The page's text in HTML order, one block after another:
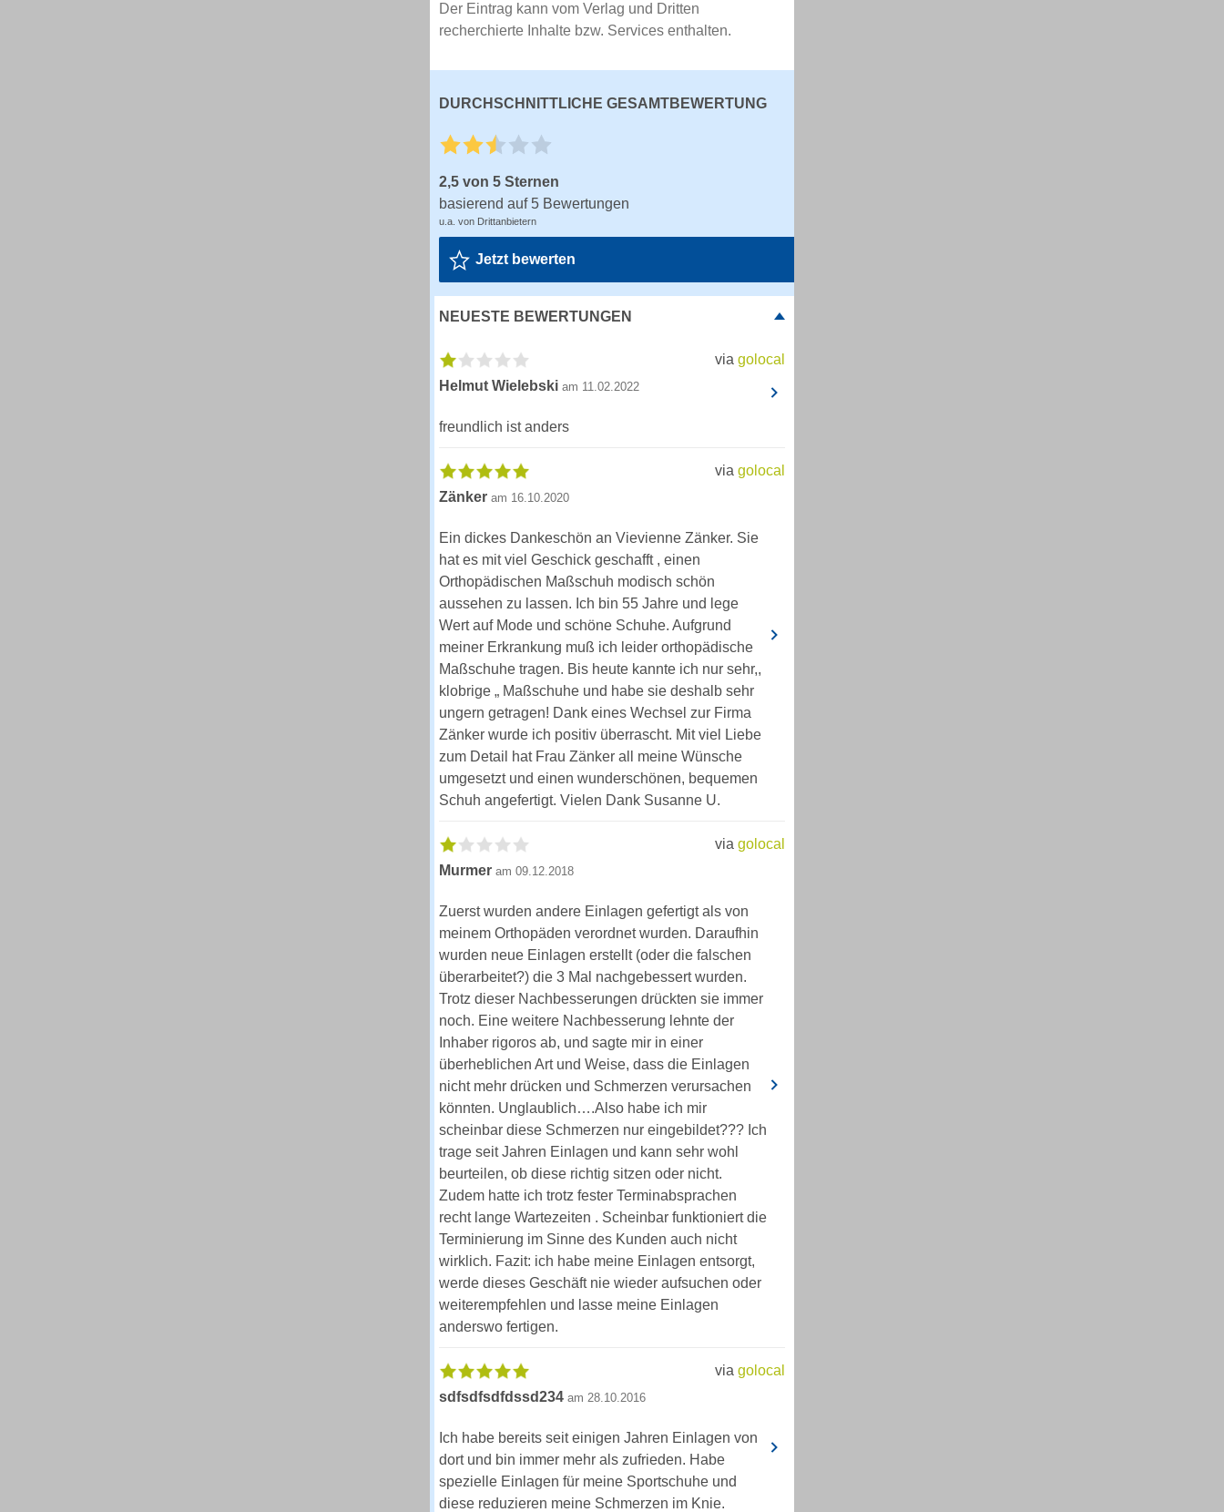
Der Eintrag kann vom Verlag und Dritten
recherchierte Inhalte bzw. Services enthalten.
DURCHSCHNITTLICHE GESAMTBEWERTUNG
2,5 von 5 Sternen
basierend auf 5 Bewertungen
u.a. von Drittanbietern
Jetzt bewerten
NEUESTE BEWERTUNGEN
via golocal
Helmut Wielebski am 11.02.2022
freundlich ist anders
via golocal
Zänker am 16.10.2020
Ein dickes Dankeschön an Vievienne Zänker. Sie
hat es mit viel Geschick geschafft , einen
Orthopädischen Maßschuh modisch schön
aussehen zu lassen. Ich bin 55 Jahre und lege
Wert auf Mode und schöne Schuhe. Aufgrund
meiner Erkrankung muß ich leider orthopädische
Maßschuhe tragen. Bis heute kannte ich nur sehr,,
klobrige „ Maßschuhe und habe sie deshalb sehr
ungern getragen! Dank eines Wechsel zur Firma
Zänker wurde ich positiv überrascht. Mit viel Liebe
zum Detail hat Frau Zänker all meine Wünsche
umgesetzt und einen wunderschönen, bequemen
Schuh angefertigt. Vielen Dank Susanne U.
via golocal
Murmer am 09.12.2018
Zuerst wurden andere Einlagen gefertigt als von
meinem Orthopäden verordnet wurden. Daraufhin
wurden neue Einlagen erstellt (oder die falschen
überarbeitet?) die 3 Mal nachgebessert wurden.
Trotz dieser Nachbesserungen drückten sie immer
noch. Eine weitere Nachbesserung lehnte der
Inhaber rigoros ab, und sagte mir in einer
überheblichen Art und Weise, dass die Einlagen
nicht mehr drücken und Schmerzen verursachen
könnten. Unglaublich….Also habe ich mir
scheinbar diese Schmerzen nur eingebildet??? Ich
trage seit Jahren Einlagen und kann sehr wohl
beurteilen, ob diese richtig sitzen oder nicht.
Zudem hatte ich trotz fester Terminabsprachen
recht lange Wartezeiten . Scheinbar funktioniert die
Terminierung im Sinne des Kunden auch nicht
wirklich. Fazit: ich habe meine Einlagen entsorgt,
werde dieses Geschäft nie wieder aufsuchen oder
weiterempfehlen und lasse meine Einlagen
anderswo fertigen.
via golocal
sdfsdfsdfdssd234 am 28.10.2016
Ich habe bereits seit einigen Jahren Einlagen von
dort und bin immer mehr als zufrieden. Habe
spezielle Einlagen für meine Sportschuhe und
diese reduzieren meine Schmerzen im Knie.